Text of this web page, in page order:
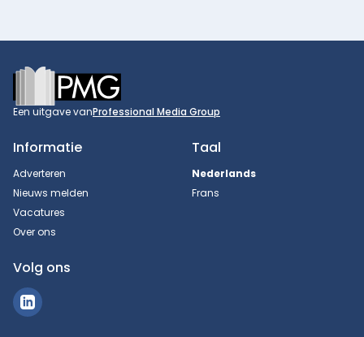
Footer
Een uitgave vanProfessional Media Group
Informatie
Adverteren
Nieuws melden
Vacatures
Over ons
Taal
Nederlands
Frans
Volg ons